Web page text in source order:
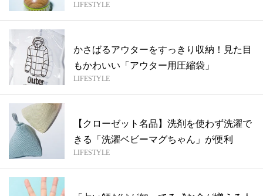
シ...
LIFESTYLE
かさばるアウターをすっきり収納！見た目
もかわいい「アウター用圧縮袋」
LIFESTYLE
【クローゼット名品】洗剤を使わず洗濯で
きる「洗濯ベビーマグちゃん」が便利
LIFESTYLE